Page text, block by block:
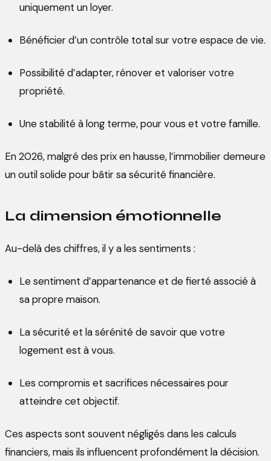
uniquement un loyer.
Bénéficier d’un contrôle total sur votre espace de vie.
Possibilité d’adapter, rénover et valoriser votre
propriété.
Une stabilité à long terme, pour vous et votre famille.
En 2026, malgré des prix en hausse, l’immobilier demeure
un outil solide pour bâtir sa sécurité financière.
La dimension émotionnelle
Au-delà des chiffres, il y a les sentiments :
Le sentiment d’appartenance et de fierté associé à
sa propre maison.
La sécurité et la sérénité de savoir que votre
logement est à vous.
Les compromis et sacrifices nécessaires pour
atteindre cet objectif.
Ces aspects sont souvent négligés dans les calculs
financiers, mais ils influencent profondément la décision.